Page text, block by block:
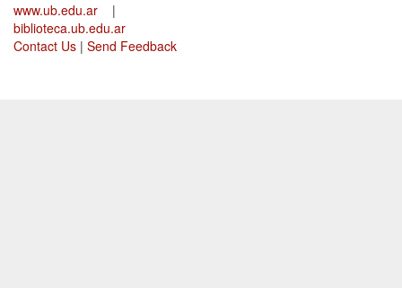
www.ub.edu.ar
|
biblioteca.ub.edu.ar
Contact Us | Send Feedback